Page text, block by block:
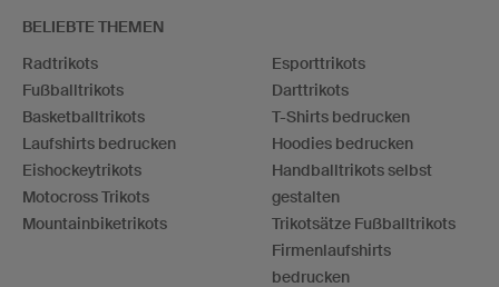
BELIEBTE THEMEN
Radtrikots
Fußballtrikots
Basketballtrikots
Laufshirts bedrucken
Eishockeytrikots
Motocross Trikots
Mountainbiketrikots
Esporttrikots
Darttrikots
T-Shirts bedrucken
Hoodies bedrucken
Handballtrikots selbst
gestalten
Trikotsätze Fußballtrikots
Firmenlaufshirts
bedrucken